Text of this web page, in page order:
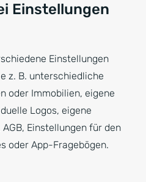
Einstellungen
Einstellungen
z. B. unterschiedliche
oder Immobilien, eigene
Logos, eigene
Einstellungen für den
oder App-Fragebögen.